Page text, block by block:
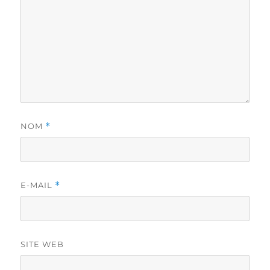
NOM *
E-MAIL *
SITE WEB